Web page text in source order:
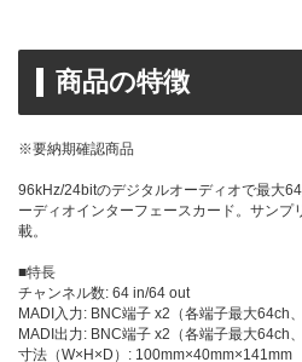
商品の特徴
※要納期確認商品
96kHz/24bitのデジタルオーディオで最大
ーディオインターフェースカード。サンプ
載。
■特長
チャンネル数: 64 in/64 out
MADI入力: BNC端子 x2（各端子最大64ch
MADI出力: BNC端子 x2（各端子最大64ch
寸法（W×H×D）: 100mm×40mm×141mm